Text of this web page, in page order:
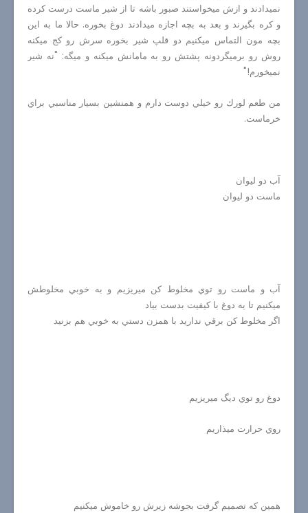
نميدادند و ازش ميخواستند صبور باشه تا از شير ماست درست كرده
و كره بگيرند و بعد به بچه اجازه ميدادند دوغ بخوره. حالا ما به اين
بچه مون التماس ميكنيم دو قلپ شير بخوره سرش رو كج ميكنه
روش رو برميگردونه پشتش رو به مامانش ميكنه و ميگه: "نه شير
نميخورم!"
من طعم لورك رو خيلي دوست دارم و همنشين بسيار مناسبي براي
خرماست.
آب دو ليوان
ماست دو ليوان
آب و ماست رو توي مخلوط كن ميريزيم و به خوبي مخلوطش
ميكنيم تا يه دوغ با كيفيت بدست بياد
اگر مخلوط كن برقي نداريد با همزن دستي به خوبي هم بزنيد
دوغ رو توي ديگ ميريزيم
روي حرارت ميذاريم
همين كه تصميم گرفت بجوشه زيرش رو خاموش ميكنيم